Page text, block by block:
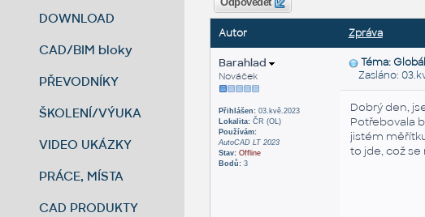
DOWNLOAD
CAD/BIM bloky
PŘEVODNÍKY
ŠKOLENÍ/VÝUKA
VIDEO UKÁZKY
PRÁCE, MÍSTA
CAD PRODUKTY
Odpovědět
Autor Zpráva
Barahlad
Nováček
Přihlášen:03.kvě.2023
Lokalita:ČR (OL)
Používám:
AutoCAD LT 2023
Stav: Offline
Bodů:3
Téma:
Zasláno:
Dobrý den,
Potřebovala
jistém
to jde, což se